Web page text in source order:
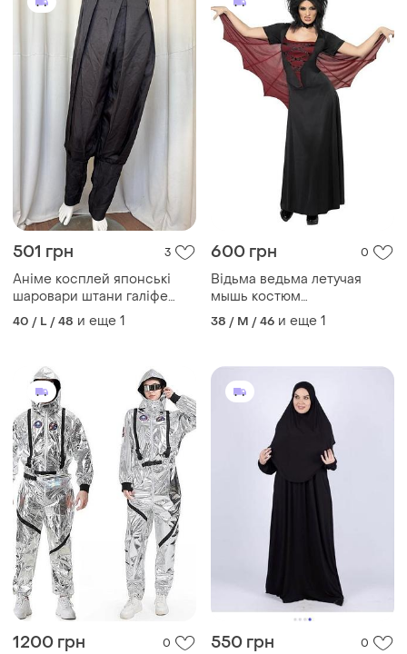
501 грн 3
Аніме косплей японські
шаровари штани галіфе
хакама самурай
карнавальні
40 / L / 48 и еще 1
600 грн 0
Відьма ведьма летучая
мышь костюм
карнавальний
38 / M / 46 и еще 1
1200 грн 0 550 грн 0